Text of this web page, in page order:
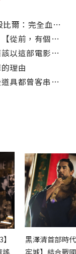
分鐘完整版首度公開
還是【惡棍特工】？
獲得奧斯卡獎！
理由
客串別部電影！
謠
黑澤清首部時
牢城】結合戰